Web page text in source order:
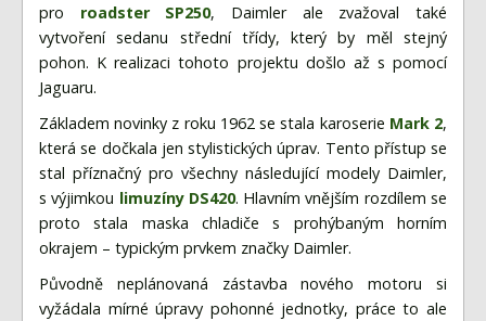
Videa
Kontakt
pro roadster SP250, Daimler ale zvažoval také
vytvoření sedanu střední třídy, který by měl stejný
pohon. K realizaci tohoto projektu došlo až s pomocí
Jaguaru.
Základem novinky z roku 1962 se stala karoserie Mark 2,
která se dočkala jen stylistických úprav. Tento přístup se
stal příznačný pro všechny následující modely Daimler,
s výjimkou limuzíny DS420. Hlavním vnějším rozdílem se
proto stala maska chladiče s prohýbaným horním
okrajem – typickým prvkem značky Daimler.
Původně neplánovaná zástavba nového motoru si
vyžádala mírné úpravy pohonné jednotky, práce to ale